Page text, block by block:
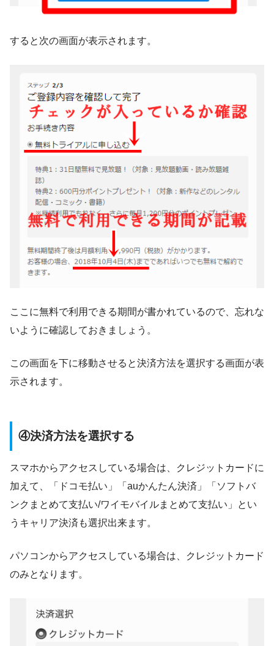
すると次の画面が表示されます。
ここに無料で利用できる期間が書かれているので、忘れな
いように確認しておきましょう。
この画面を下に移動させると決済方法を選択する画面が表
示されます。
④決済方法を選択する
スマホからアクセスしている場合は、クレジットカードに
加えて、「ドコモ払い」「auかんたん決済」「ソフトバ
ンクまとめて支払い/ワイモバイルまとめて支払い」とい
うキャリア決済も選択出来ます。
パソコンからアクセスしている場合は、クレジットカード
のみとなります。